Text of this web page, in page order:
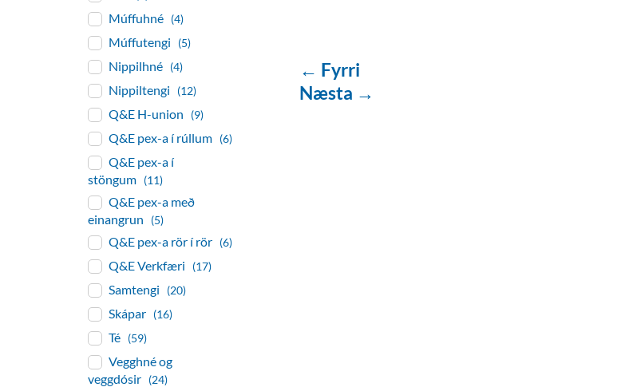
← Fyrri
Næsta →
Múffuhné (4)
Múffutengi (5)
Nippilhné (4)
Nippiltengi (12)
Q&E H-union (9)
Q&E pex-a í rúllum (6)
Q&E pex-a í
stöngum (11)
Q&E pex-a með
einangrun
(5)
Q&E pex-a rör í rör (6)
Q&E Verkfæri (17)
Samtengi (20)
Skápar (16)
Té (59)
Vegghné og
veggdósir (24)